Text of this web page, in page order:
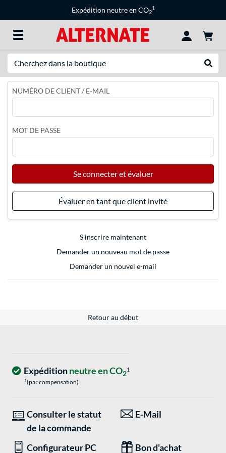
Expédition neutre en CO2
1
NUMÉRO DE CLIENT / E-MAIL
MOT DE PASSE
Se connecter et évaluer
Évaluer en tant que client invité
S'inscrire maintenant
Demander un nouveau mot de passe
Demander un nouvel e-mail
Retour au début
Expéditionneutre en CO21
1(par compensation)
Consulter le statut
de la commande
E-Mail
Configurateur PC Bon d'achat